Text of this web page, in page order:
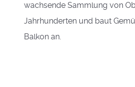
wachsende Sammlung von
Jahrhunderten und baut
Balkon an.